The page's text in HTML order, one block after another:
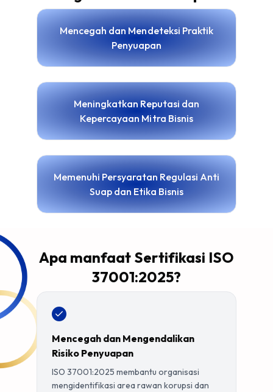
Mencegah dan Mendeteksi Praktik
Penyuapan
Meningkatkan Reputasi dan
Kepercayaan Mitra Bisnis
Memenuhi Persyaratan Regulasi Anti
Suap dan Etika Bisnis
Apa manfaat Sertifikasi ISO
37001:2025?
Mencegah dan Mengendalikan
Risiko Penyuapan
ISO 37001:2025 membantu organisasi
mengidentifikasi area rawan korupsi dan